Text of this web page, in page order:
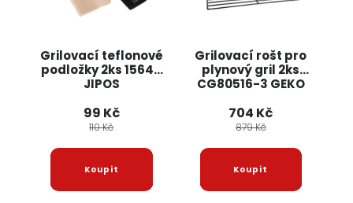
Grilovací teflonové
podložky 2ks 15640
JIPOS
99 Kč
110 Kč
Grilovací rošt pro
plynový gril 2ks
CG80516-3 GEKO
704 Kč
879 Kč